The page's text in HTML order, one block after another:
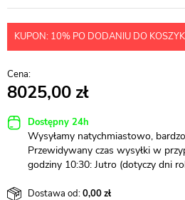
KUPON: 10% PO DODANIU DO
8025,00
Dostępny 24h
Wysyłamy natychmiastowo,
Przewidywany czas wysyłki w
godziny 10:30: Jutro (dotyczy dni
Dostawa od:0,00